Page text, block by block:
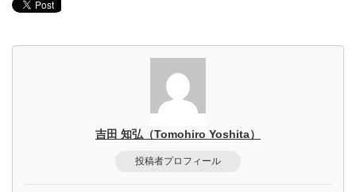
吉田 知弘（Tomohiro Yoshita）
投稿者プロフィール